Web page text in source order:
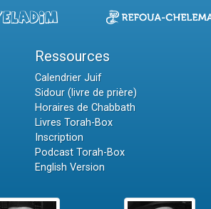
Ressources
Calendrier Juif
Sidour (livre de prière)
Horaires de Chabbath
Livres Torah-Box
Inscription
Podcast Torah-Box
English Version